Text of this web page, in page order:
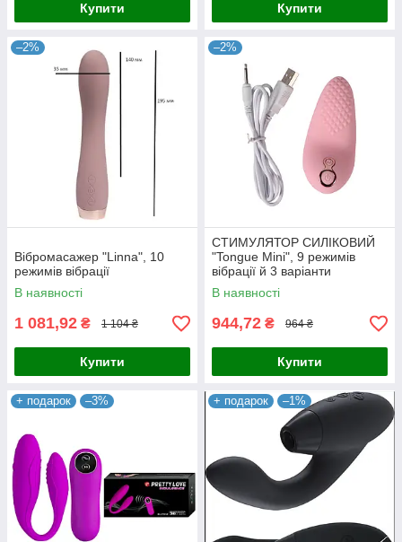
Купити Купити
–2%
Вібромасажер "Linna", 10
режимів вібрації
В наявності
1 081,92 ₴ 1 104 ₴
Купити
–2%
СТИМУЛЯТОР СИЛІКОВИЙ
"Tongue Mini", 9 режимів
вібрації й 3 варіанти
швидкості
В наявності
944,72 ₴ 964 ₴
Купити
+ подарок –3% + подарок –1%